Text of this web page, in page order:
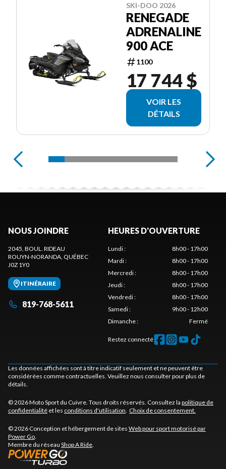
SKI-DOO 2026
RENEGADE
ADRENALINE
900 ACE
1100
17 744 $
VOIR LES
DÉTAILS
NOUS JOINDRE
2045, BOUL. RIDEAU
ROUYN-NORANDA, QUÉBEC
J0Z 1Y0
ITINÉRAIRE
819-768-5611
HEURES D'OUVERTURE
Lundi:
8h00 - 17h00
Mardi:
8h00 - 17h00
Mercredi:
8h00 - 17h00
Jeudi:
8h00 - 17h00
Vendredi:
8h00 - 17h00
Samedi:
9h00 - 12h00
Dimanche: Fermé
Restez connecté
Les données affichées sont à titre indicatif seulement et ne peuvent être
considérées comme contractuelles. Veuillez nous consulter pour plus de
détails.
© 2026 Moto Sport du Cuivre. Tous droits réservés. Consultez la politique de
confidentialité et les conditions d'utilisation. Choix de consentement.
© 2026 Conception et hébergement de sites Web pour sport motorisé par
Power Go.
Membre du réseau Shop A Ride.